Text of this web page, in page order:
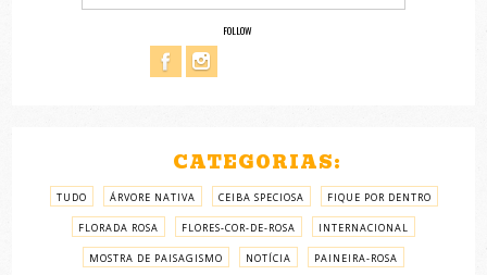
FOLLOW
CATEGORIAS:
TUDO ÁRVORE NATIVA CEIBA SPECIOSA FIQUE POR DENTRO
FLORADA ROSA FLORES-COR-DE-ROSA INTERNACIONAL
MOSTRA DE PAISAGISMO NOTÍCIA PAINEIRA-ROSA